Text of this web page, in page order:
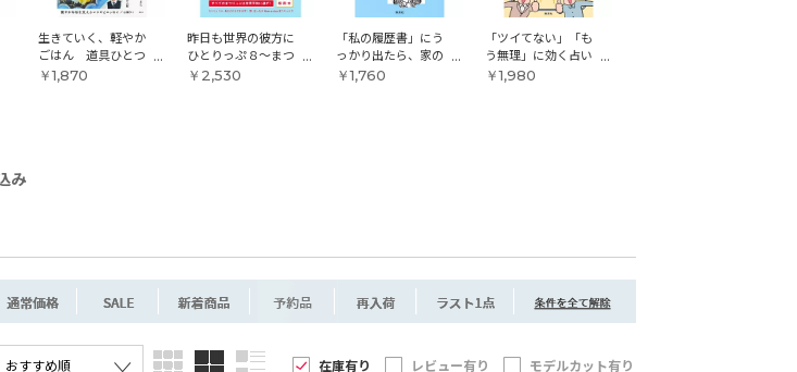
生きていく、軽やか
ごはん 道具ひとつ
でずっと好きな味
￥1,870
昨日も世界の彼方に
ひとりっぷ８〜まつ
りっぷ編〜
￥2,530
「私の履歴書」にう
っかり出たら、家の
掃除をするはめに
￥1,760
「ツイてない」「も
う無理」に効く占い
と技術
￥1,980
在庫有り レビュー有り モデルカット有り